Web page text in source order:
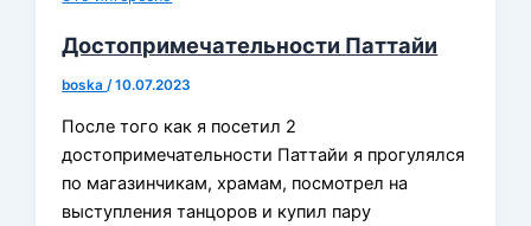
Достопримечательности Паттайи
boska /10.07.2023
После того как я посетил 2
достопримечательности Паттайи я прогулялся
по магазинчикам, храмам, посмотрел на
выступления танцоров и купил пару